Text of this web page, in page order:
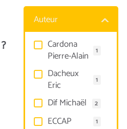
Auteur
Cardona
Pierre-Alain
1
Dacheux
Eric
1
Dif Michaël 2
ECCAP 1